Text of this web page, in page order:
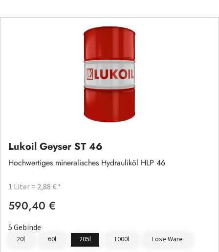
Lukoil Geyser ST 46
Hochwertiges mineralisches Hydrauliköl HLP 46
1 Liter = 2,88 € *
Regulärer Preis:
590,40 €
5 Gebinde
20l 60l 205l 1000l Lose Ware